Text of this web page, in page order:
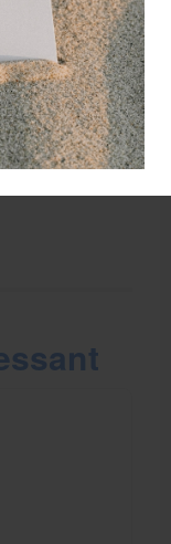
in 2020/2021
voor MDR.
product voor
JHP olie,
en u kunt
in de